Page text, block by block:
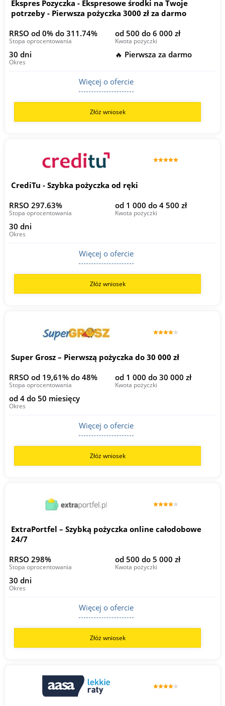
Ekspres Pozyczka - Ekspresowe środki na Twoje
potrzeby - Pierwsza pożyczka 3000 zł za darmo
RRSO od 0% do 311.74%
Stopa oprocentowania
od 500 do 6 000 zł
Kwota pożyczki
30 dni
Okres
🔥 Pierwsza za darmo
Więcej o ofercie
Złóż wniosek
CrediTu - Szybka pożyczka od ręki
RRSO 297.63%
Stopa oprocentowania
od 1 000 do 4 500 zł
Kwota pożyczki
30 dni
Okres
Więcej o ofercie
Złóż wniosek
Super Grosz – Pierwszą pożyczka do 30 000 zł
RRSO od 19,61% do 48%
Stopa oprocentowania
od 1 000 do 30 000 zł
Kwota pożyczki
od 4 do 50 miesięcy
Okres
Więcej o ofercie
Złóż wniosek
ExtraPortfel – Szybką pożyczka online całodobowe
24/7
RRSO 298%
Stopa oprocentowania
od 500 do 5 000 zł
Kwota pożyczki
30 dni
Okres
Więcej o ofercie
Złóż wniosek